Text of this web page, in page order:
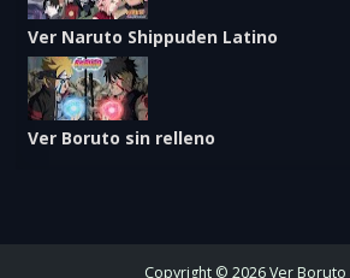
Ver Naruto Shippuden Latino
Ver Boruto sin relleno
Copyright © 2026 Ver Boruto